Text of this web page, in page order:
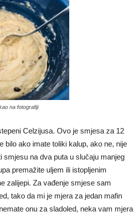
na fotografiji
Celzijusa. Ovo je smjesa za 12
bilo ako imate toliki kalup, ako ne, nije
smjesu na dva puta u slučaju manjeg
premažite uljem ili istopljenim
zalijepi. Za vađenje smjese sam
tako da mi je mjera za jedan mafin
onu za sladoled, neka vam mjera